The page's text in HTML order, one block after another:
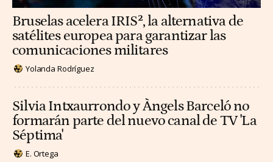
Bruselas acelera IRIS², la alternativa de
satélites europea para garantizar las
comunicaciones militares
Yolanda Rodríguez
Silvia Intxaurrondo y Àngels Barceló no
formarán parte del nuevo canal de TV 'La
Séptima'
E. Ortega